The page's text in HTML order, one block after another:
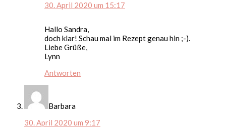
30. April 2020 um 15:17
Hallo Sandra,
doch klar! Schau mal im Rezept genau hin ;-).
Liebe Grüße,
Lynn
Antworten
Barbara
30. April 2020 um 9:17